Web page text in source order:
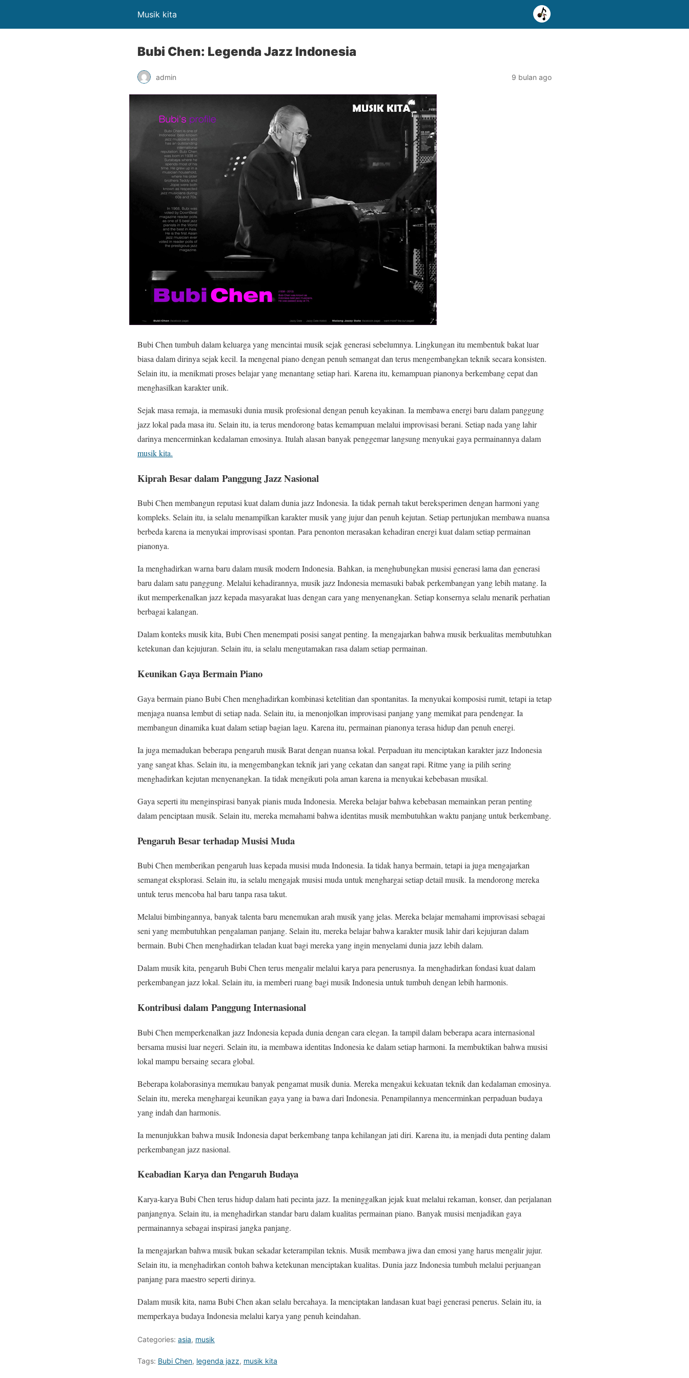
Musik kita
Bubi Chen: Legenda Jazz Indonesia
admin 9 bulan ago
Bubi Chen tumbuh dalam keluarga yang mencintai musik sejak generasi sebelumnya. Lingkungan itu membentuk bakat luar
biasa dalam dirinya sejak kecil. Ia mengenal piano dengan penuh semangat dan terus mengembangkan teknik secara konsisten.
Selain itu, ia menikmati proses belajar yang menantang setiap hari. Karena itu, kemampuan pianonya berkembang cepat dan
menghasilkan karakter unik.
Sejak masa remaja, ia memasuki dunia musik profesional dengan penuh keyakinan. Ia membawa energi baru dalam panggung
jazz lokal pada masa itu. Selain itu, ia terus mendorong batas kemampuan melalui improvisasi berani. Setiap nada yang lahir
darinya mencerminkan kedalaman emosinya. Itulah alasan banyak penggemar langsung menyukai gaya permainannya dalam
musik kita.
Kiprah Besar dalam Panggung Jazz Nasional
Bubi Chen membangun reputasi kuat dalam dunia jazz Indonesia. Ia tidak pernah takut bereksperimen dengan harmoni yang
kompleks. Selain itu, ia selalu menampilkan karakter musik yang jujur dan penuh kejutan. Setiap pertunjukan membawa nuansa
berbeda karena ia menyukai improvisasi spontan. Para penonton merasakan kehadiran energi kuat dalam setiap permainan
pianonya.
Ia menghadirkan warna baru dalam musik modern Indonesia. Bahkan, ia menghubungkan musisi generasi lama dan generasi
baru dalam satu panggung. Melalui kehadirannya, musik jazz Indonesia memasuki babak perkembangan yang lebih matang. Ia
ikut memperkenalkan jazz kepada masyarakat luas dengan cara yang menyenangkan. Setiap konsernya selalu menarik perhatian
berbagai kalangan.
Dalam konteks musik kita, Bubi Chen menempati posisi sangat penting. Ia mengajarkan bahwa musik berkualitas membutuhkan
ketekunan dan kejujuran. Selain itu, ia selalu mengutamakan rasa dalam setiap permainan.
Keunikan Gaya Bermain Piano
Gaya bermain piano Bubi Chen menghadirkan kombinasi ketelitian dan spontanitas. Ia menyukai komposisi rumit, tetapi ia tetap
menjaga nuansa lembut di setiap nada. Selain itu, ia menonjolkan improvisasi panjang yang memikat para pendengar. Ia
membangun dinamika kuat dalam setiap bagian lagu. Karena itu, permainan pianonya terasa hidup dan penuh energi.
Ia juga memadukan beberapa pengaruh musik Barat dengan nuansa lokal. Perpaduan itu menciptakan karakter jazz Indonesia
yang sangat khas. Selain itu, ia mengembangkan teknik jari yang cekatan dan sangat rapi. Ritme yang ia pilih sering
menghadirkan kejutan menyenangkan. Ia tidak mengikuti pola aman karena ia menyukai kebebasan musikal.
Gaya seperti itu menginspirasi banyak pianis muda Indonesia. Mereka belajar bahwa kebebasan memainkan peran penting
dalam penciptaan musik. Selain itu, mereka memahami bahwa identitas musik membutuhkan waktu panjang untuk berkembang.
Pengaruh Besar terhadap Musisi Muda
Bubi Chen memberikan pengaruh luas kepada musisi muda Indonesia. Ia tidak hanya bermain, tetapi ia juga mengajarkan
semangat eksplorasi. Selain itu, ia selalu mengajak musisi muda untuk menghargai setiap detail musik. Ia mendorong mereka
untuk terus mencoba hal baru tanpa rasa takut.
Melalui bimbingannya, banyak talenta baru menemukan arah musik yang jelas. Mereka belajar memahami improvisasi sebagai
seni yang membutuhkan pengalaman panjang. Selain itu, mereka belajar bahwa karakter musik lahir dari kejujuran dalam
bermain. Bubi Chen menghadirkan teladan kuat bagi mereka yang ingin menyelami dunia jazz lebih dalam.
Dalam musik kita, pengaruh Bubi Chen terus mengalir melalui karya para penerusnya. Ia menghadirkan fondasi kuat dalam
perkembangan jazz lokal. Selain itu, ia memberi ruang bagi musik Indonesia untuk tumbuh dengan lebih harmonis.
Kontribusi dalam Panggung Internasional
Bubi Chen memperkenalkan jazz Indonesia kepada dunia dengan cara elegan. Ia tampil dalam beberapa acara internasional
bersama musisi luar negeri. Selain itu, ia membawa identitas Indonesia ke dalam setiap harmoni. Ia membuktikan bahwa musisi
lokal mampu bersaing secara global.
Beberapa kolaborasinya memukau banyak pengamat musik dunia. Mereka mengakui kekuatan teknik dan kedalaman emosinya.
Selain itu, mereka menghargai keunikan gaya yang ia bawa dari Indonesia. Penampilannya mencerminkan perpaduan budaya
yang indah dan harmonis.
Ia menunjukkan bahwa musik Indonesia dapat berkembang tanpa kehilangan jati diri. Karena itu, ia menjadi duta penting dalam
perkembangan jazz nasional.
Keabadian Karya dan Pengaruh Budaya
Karya-karya Bubi Chen terus hidup dalam hati pecinta jazz. Ia meninggalkan jejak kuat melalui rekaman, konser, dan perjalanan
panjangnya. Selain itu, ia menghadirkan standar baru dalam kualitas permainan piano. Banyak musisi menjadikan gaya
permainannya sebagai inspirasi jangka panjang.
Ia mengajarkan bahwa musik bukan sekadar keterampilan teknis. Musik membawa jiwa dan emosi yang harus mengalir jujur.
Selain itu, ia menghadirkan contoh bahwa ketekunan menciptakan kualitas. Dunia jazz Indonesia tumbuh melalui perjuangan
panjang para maestro seperti dirinya.
Dalam musik kita, nama Bubi Chen akan selalu bercahaya. Ia menciptakan landasan kuat bagi generasi penerus. Selain itu, ia
memperkaya budaya Indonesia melalui karya yang penuh keindahan.
Categories: asia, musik
Tags: Bubi Chen, legenda jazz, musik kita